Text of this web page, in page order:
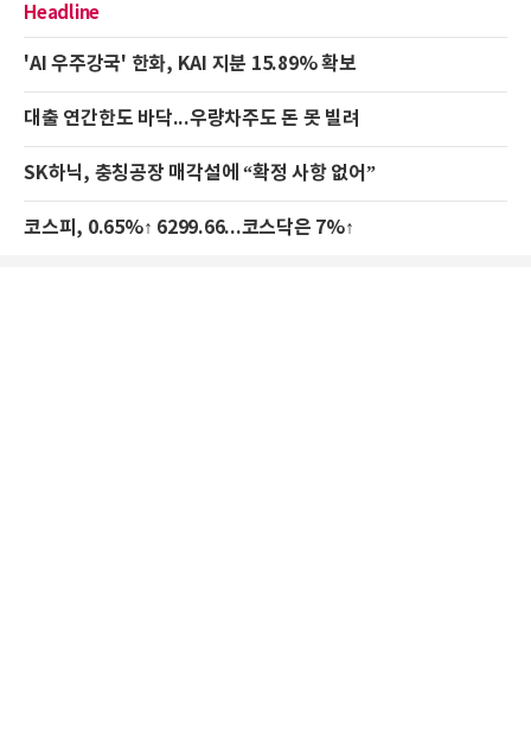
Headline
'AI 우주강국' 한화, KAI 지분 15.89% 확보
대출 연간한도 바닥...우량차주도 돈 못 빌려
SK하닉, 충칭공장 매각설에 “확정 사항 없어”
코스피, 0.65%↑ 6299.66...코스닥은 7%↑